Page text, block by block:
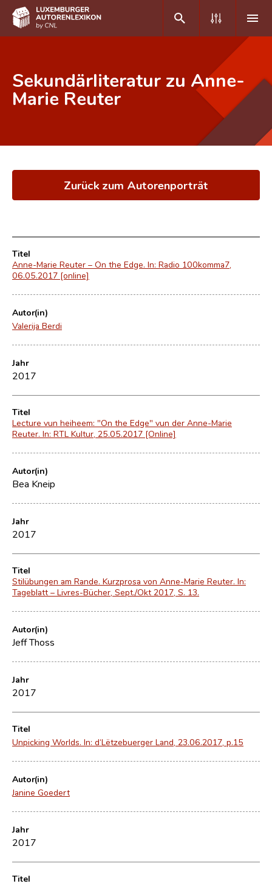
DE FR
Häufige Fragen und Antworten
Forschungsgruppe
Kontakt
Sekundärliteratur zu Anne-
Marie Reuter
Zurück zum Autorenporträt
Titel
Anne-Marie Reuter – On the Edge. In: Radio 100komma7,
06.05.2017 [online]
Autor(in)
Valerija Berdi
Jahr
2017
Titel
Lecture vun heiheem: "On the Edge" vun der Anne-Marie
Reuter. In: RTL Kultur, 25.05.2017 [Online]
Autor(in)
Bea Kneip
Jahr
2017
Titel
Stilübungen am Rande. Kurzprosa von Anne-Marie Reuter. In:
Tageblatt – Livres-Bücher, Sept./Okt 2017, S. 13.
Autor(in)
Jeff Thoss
Jahr
2017
Titel
Unpicking Worlds. In: d‘Lëtzebuerger Land, 23.06.2017, p.15
Autor(in)
Janine Goedert
Jahr
2017
Titel